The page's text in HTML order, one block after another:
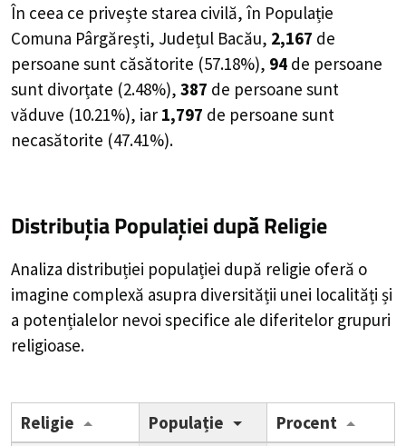
În ceea ce privește starea civilă, în Populație
Comuna Pârgărești, Județul Bacău, 2,167 de
persoane sunt căsătorite (57.18%), 94 de persoane
sunt divorțate (2.48%), 387 de persoane sunt
văduve (10.21%), iar 1,797 de persoane sunt
necasătorite (47.41%).
Distribuția Populațieidupă Religie
Analiza distribuției populației după religie oferă o
imagine complexă asupra diversității unei localități și
a potențialelor nevoi specifice ale diferitelor grupuri
religioase.
Religie Populație
Procent